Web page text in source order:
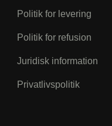
Politik for levering
Politik for refusion
Juridisk information
Privatlivspolitik